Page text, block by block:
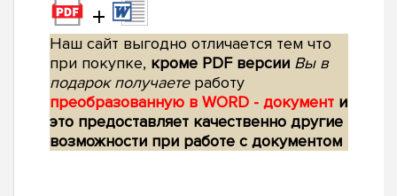
+
Наш сайт выгодно отличается тем что
при покупке, кроме PDF версии Вы в
подарок получаетеработу
преобразованную в WORD - документ и
это предоставляет качественно другие
возможности при работе с документом